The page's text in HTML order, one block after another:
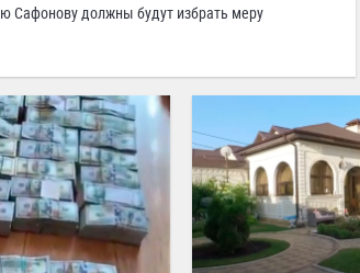
Сафонову должны будут избрать меру